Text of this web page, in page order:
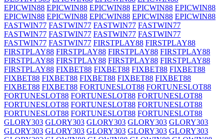
EPICWIN88 EPICWIN88 EPICWIN88 EPICWIN88 EPICWIN88
EPICWIN88 EPICWIN88 EPICWIN88 EPICWIN88 EPICWIN88
FASTWIN77 FASTWIN77 FASTWIN77 FASTWIN77
FASTWIN77 FASTWIN77 FASTWIN77 FASTWIN77
FASTWIN77 FASTWIN77 FIRSTPLAY88 FIRSTPLAY88
FIRSTPLAY88 FIRSTPLAY88 FIRSTPLAY88 FIRSTPLAY88
FIRSTPLAY88 FIRSTPLAY88 FIRSTPLAY88 FIRSTPLAY88
FIRSTPLAY88 FIXBET88 FIXBET88 FIXBET88 FIXBET88
FIXBET88 FIXBET88 FIXBET88 FIXBET88 FIXBET88
FIXBET88 FIXBET88 FORTUNESLOT88 FORTUNESLOT88
FORTUNESLOT88 FORTUNESLOT88 FORTUNESLOT88
FORTUNESLOT88 FORTUNESLOT88 FORTUNESLOT88
FORTUNESLOT88 FORTUNESLOT88 FORTUNESLOT88
GLORY303 GLORY303 GLORY303 GLORY303 GLORY303
GLORY303 GLORY303 GLORY303 GLORY303 GLORY303